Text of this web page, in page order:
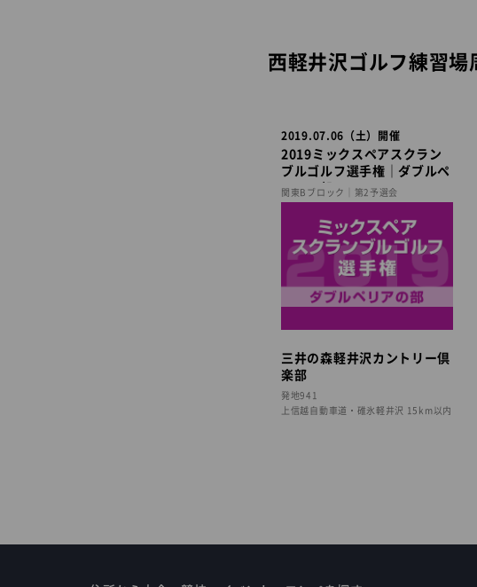
西軽井沢ゴルフ練習
2019.07.06（土）開催
2019ミックスペアスクラン
ブルゴルフ選手権｜ダブルペ
リアの部
関東Bブロック｜第2予選会
三井の森軽井沢カントリー倶
楽部
発地941
上信越自動車道・碓氷軽井沢 15km以内